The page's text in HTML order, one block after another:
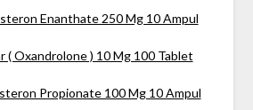
Enanthate 250 Mg 10 Ampul
( Oxandrolone ) 10 Mg 100 Tablet
Propionate 100 Mg 10 Ampul